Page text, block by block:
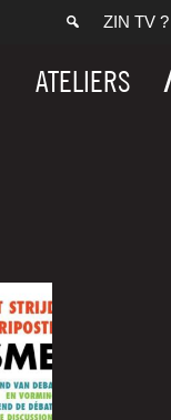
ZIN TV ?
ATELIERS